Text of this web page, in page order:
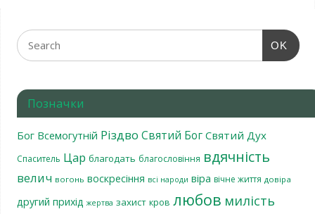
OK
Позначки
Бог Всемогутній Різдво Святий Бог Святий Дух
Спаситель Цар благодать благословіння вдячність
велич вогонь воскресіння всі народи віра вічне життя довіра
другий прихід жертва захист кров любов милість